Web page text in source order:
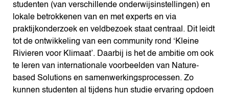
studenten (van verschillende onderwijsinstellingen) en
lokale betrokkenen van en met experts en via
praktijkonderzoek en veldbezoek staat centraal. Dit leidt
tot de ontwikkeling van een community rond ‘Kleine
Rivieren voor Klimaat’. Daarbij is het de ambitie om ook
te leren van internationale voorbeelden van Nature-
based Solutions en samenwerkingsprocessen. Zo
kunnen studenten al tijdens hun studie ervaring opdoen